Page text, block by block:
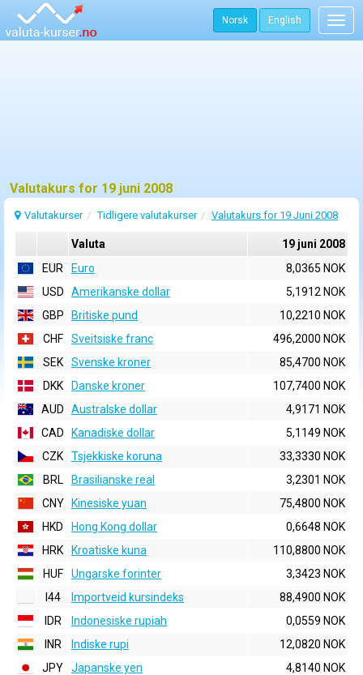
Norsk English
Valutakurs for 19 juni 2008
Valutakurser Tidligere valutakurser Valutakurs for 19 Juni 2008
Valuta
19 juni 2008
EUR
Euro
8,0365 NOK
USD
Amerikanske dollar
5,1912 NOK
GBP
Britiske pund
10,2210 NOK
CHF
Sveitsiske franc
496,2000 NOK
SEK
Svenske kroner
85,4700 NOK
DKK
Danske kroner
107,7400 NOK
AUD
Australske dollar
4,9171 NOK
CAD
Kanadiske dollar
5,1149 NOK
CZK
Tsjekkiske koruna
33,3330 NOK
BRL
Brasilianske real
3,2301 NOK
CNY
Kinesiske yuan
75,4800 NOK
HKD
Hong Kong dollar
0,6648 NOK
HRK
Kroatiske kuna
110,8800 NOK
HUF
Ungarske forinter
3,3423 NOK
I44
Importveid kursindeks
88,4900 NOK
IDR
Indonesiske rupiah
0,0559 NOK
INR
Indiske rupi
12,0820 NOK
JPY
Japanske yen
4,8140 NOK